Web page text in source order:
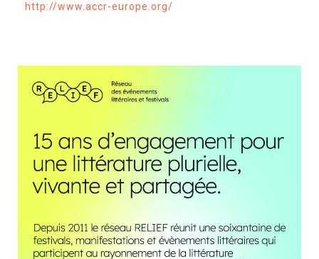
http://www.accr-europe.org/